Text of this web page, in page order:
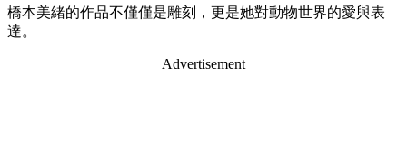
橋本美緒的作品不僅僅是雕刻，更是她對動物世界的愛與表
達。
Advertisement